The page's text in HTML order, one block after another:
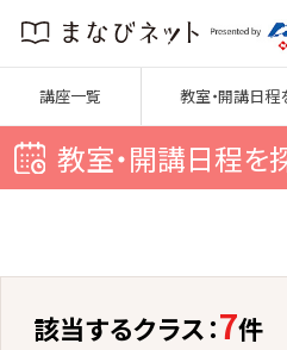
講座一覧 教室・開講日程
教室・開講日程を
該当するクラス：7件